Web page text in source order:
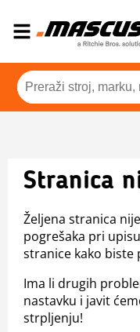
Stranica
Željena stranica
pogrešaka pri
stranice kako
Ima li drugih
nastavku i javit
strpljenju!